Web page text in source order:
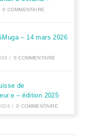
0 COMMENTAIRE
– 14 mars 2026
/ 0 COMMENTAIRE
de
– édition 2025
/ 0 COMMENTAIRE